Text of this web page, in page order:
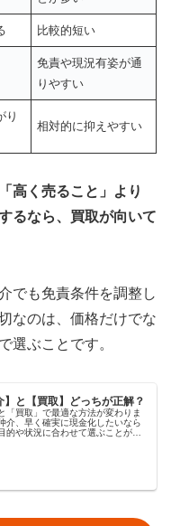
比較的短い
免責や現況有姿が通
りやすい
り
相対的に抑えやすい
「高く売ること」より
るなら、買取が向いて
でも免責条件を調整し
なのは、価格だけでな
選ぶことです。
と【買取】どっちが正解？
「買取」で最適な方法が変わりま
介、早く確実に現金化したいなら
的や状況に合わせて選ぶことが大